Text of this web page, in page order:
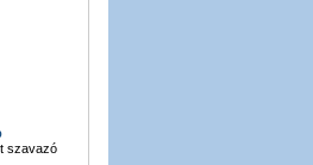
szavazó